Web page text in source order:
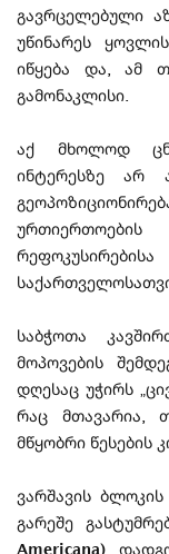
გავრცელებული
უწინარეს
იწყება და, ამ
გამონაკლისი.
აქ მხოლოდ
ინტერესზე არ
საბჭოთა
მოპოვების
დღესაც უჭირს
რაც მთავარია,
მწყობრი წესების
ვარშავის
გარეშე
Americana)